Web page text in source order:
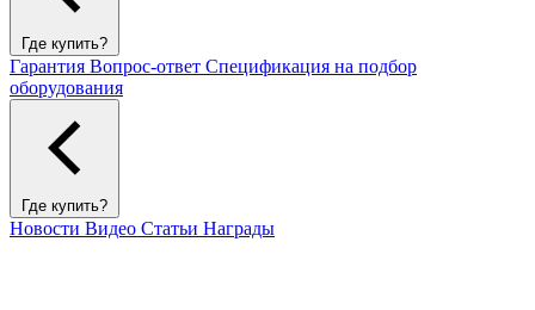
Где купить?
Гарантия Вопрос-ответ Спецификация на подбор
оборудования
Где купить?
Новости Видео Статьи Награды